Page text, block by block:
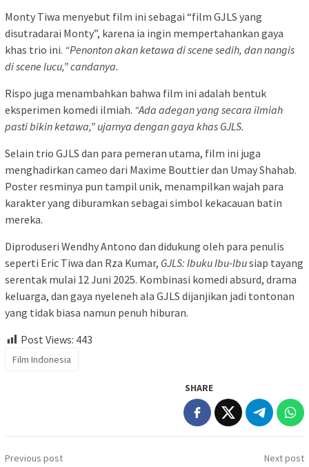
Monty Tiwa menyebut film ini sebagai “film GJLS yang
disutradarai Monty”, karena ia ingin mempertahankan gaya
khas trio ini. “Penonton akan ketawa di scene sedih, dan nangis
di scene lucu,” candanya.
Rispo juga menambahkan bahwa film ini adalah bentuk
eksperimen komedi ilmiah. “Ada adegan yang secara ilmiah
pasti bikin ketawa,” ujarnya dengan gaya khas GJLS.
Selain trio GJLS dan para pemeran utama, film ini juga
menghadirkan cameo dari Maxime Bouttier dan Umay Shahab.
Poster resminya pun tampil unik, menampilkan wajah para
karakter yang diburamkan sebagai simbol kekacauan batin
mereka.
Diproduseri Wendhy Antono dan didukung oleh para penulis
seperti Eric Tiwa dan Rza Kumar, GJLS: Ibuku Ibu-Ibusiap tayang
serentak mulai 12 Juni 2025. Kombinasi komedi absurd, drama
keluarga, dan gaya nyeleneh ala GJLS dijanjikan jadi tontonan
yang tidak biasa namun penuh hiburan.
Post Views: 443
Film Indonesia
SHARE
Post
Previous post
Next post